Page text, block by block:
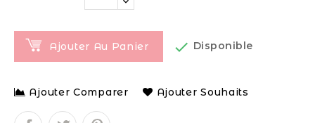
Ajouter Au Panier  Disponible
Ajouter Comparer Ajouter Souhaits